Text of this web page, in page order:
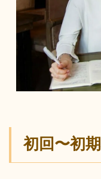
初回〜初